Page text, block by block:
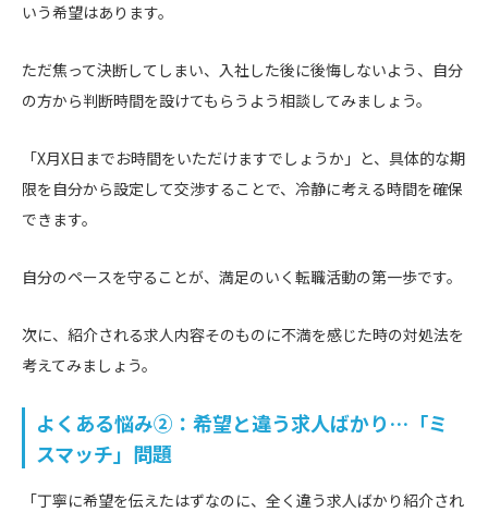
いう希望はあります。
ただ焦って決断してしまい、入社した後に後悔しないよう、自分
の方から判断時間を設けてもらうよう相談してみましょう。
「X月X日までお時間をいただけますでしょうか」と、具体的な期
限を自分から設定して交渉することで、冷静に考える時間を確保
できます。
自分のペースを守ることが、満足のいく転職活動の第一歩です。
次に、紹介される求人内容そのものに不満を感じた時の対処法を
考えてみましょう。
よくある悩み②：希望と違う求人ばかり…「ミ
スマッチ」問題
「丁寧に希望を伝えたはずなのに、全く違う求人ばかり紹介され